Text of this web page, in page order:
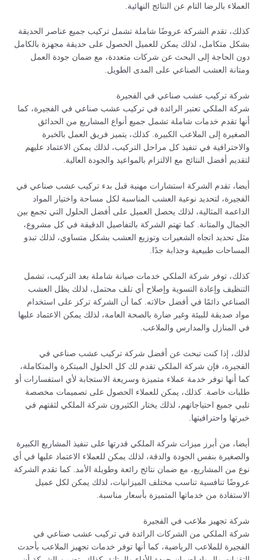
العملاء بالرضا التام عن النتائج النهائية.
كذلك، تقدم الشركة عروضًا شاملة تشمل تركيب جميع عناصر الحديقة
بشكل متكامل، لذلك يمكن للعميل الحصول على حديقة مجهزة بالكامل
دون الحاجة إلى البحث عن شركات متعددة، مع ضمان جودة العمل
ومتانة العشب الصناعي على المدى الطويل.
شركة تركيب عشب صناعي في الفجيرة
شركة الملكي تعتبر الرائدة في تركيب عشب صناعي في الفجيرة، كما
أنها تقدم خدمات شاملة تشمل جميع أنواع المشاريع من الحدائق
الصغيرة إلى الملاعب الكبيرة. كذلك، يتميز فريق العمل بالخبرة
والاحترافية في تنفيذ كل مراحل التركيب، لذلك يمكن الاعتماد عليهم
لتقديم أفضل النتائج مع الالتزام بالمواعيد والجودة العالية.
أيضا، تقدم الشركة استشارات مهنية قبل بدء تركيب عشب صناعي في
الفجيرة، لتحديد نوعية العشب المناسبة لكل مساحة واختيار المواد
الداعمة المثالية، لذلك يحصل العميل على أفضل الحلول التي تجمع بين
الجمال والمتانة. كما تهتم الشركة بالتفاصيل الدقيقة في كل مشروع،
مثل تحديد اتجاه الشعيرات وتوزيع العشب بشكل متساوي، لذلك تبدو
المساحات طبيعية وجذابة جدًا.
كذلك، توفر شركة الملكي خدمات صيانة شاملة بعد التركيب، تشمل
التنظيف وإعادة التسوية وإصلاح أي تلف محتمل، لذلك يظل العشب
الصناعي دائمًا في أفضل حالاته. كما أن الشركة تركز على استخدام
مواد صديقة للبيئة وغير ضارة بالصحة العامة، لذلك يمكن الاعتماد عليها
في المنازل والمدارس والملاعب.
لذلك، إذا كنت تبحث عن أفضل شركة تركيب عشب صناعي في
الفجيرة، فإن شركة الملكي تقدم لك كل الحلول المبتكرة والمتكاملة،
كما أنها توفر خدمة عملاء متميزة وسريعة الاستجابة لأي استفسارات أو
طلبات خاصة. كذلك، يمكن للعملاء الحصول على تصميمات مخصصة
تلبي جميع احتياجاتهم، لذلك يختار الكثيرون شركة الملكي لثقتهم في
خبرتها واحترافيتها.
أيضا، من أبرز ميزات شركة الملكي قدرتها على تنفيذ المشاريع الكبيرة
والصغيرة بنفس الجودة والدقة، لذلك يمكن للعملاء الاعتماد عليها في أي
نوع من المشاريع، مع ضمان نتائج رائعة وطويلة الأمد. كما تقدم الشركة
عروضًا تنافسية تناسب مختلف الميزانيات، لذلك يمكن لكل عميل
الاستفادة من خدماتها المتميزة بأسعار مناسبة.
شركة تجهيز ملاعب في الفجيرة
شركة الملكي من الشركات الرائدة في تركيب عشب صناعي في
الفجيرة للملاعب الرياضية، كما أنها توفر خدمات تجهيز الملاعب بأحدث